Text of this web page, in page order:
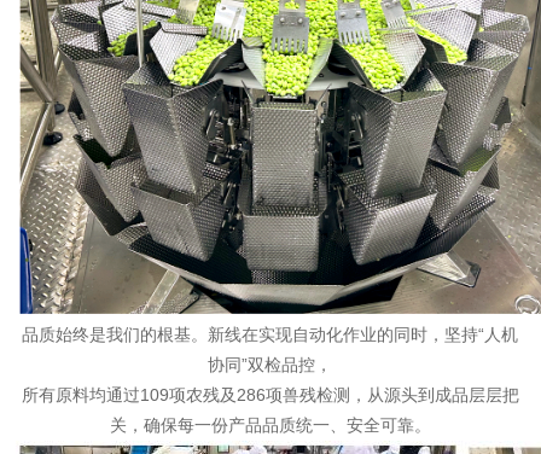
品质始终是我们的根基。新线在实现自动化作业的同时，坚持“人机
协同”双检品控，
所有原料均通过109项农残及286项兽残检测，从源头到成品层层把
关，确保每一份产品品质统一、安全可靠。